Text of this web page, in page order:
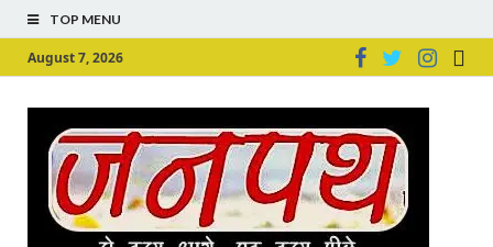
TOP MENU
August 7, 2026